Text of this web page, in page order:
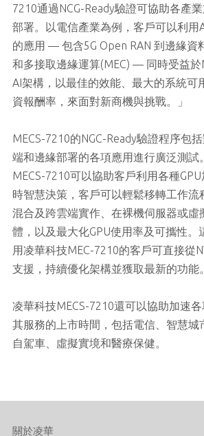
7210通過NCG-Ready驗證可協助各產
部署。以電信產業為例，客戶可以利用
的應用 — 包含5G Open RAN 到邊緣資
和多接取邊緣運算(MEC) — 同時受益於
AI架構，以最佳的效能、最大的系統可
資報酬率，來面對新商機與挑戰。」
MECS-7210的NGC-Ready驗證程序包
端和邊緣部署的各項應用進行廣泛測試
MECS-7210可以協助客戶利用各種
時智慧決策，客戶可以輕鬆移轉工作流
混合及跨雲端實作、在裸機伺服器或虛
體，以及最大化GPU使用率及可攜性。
用凌華科技MEC-7210的客戶可直接從
支援，持續優化架構並獲取最新的功能。
凌華科技MECS-7210還可以協助加速
其服務的上市時間，包括電信、智慧城
自駕車、虛擬實境和醫療保健。
關於凌華